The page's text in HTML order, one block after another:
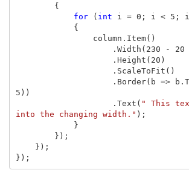
{
for
( int i = 0 ; i < 5 ; i
{
column . Item()
. Width ( 230 - 20
. Height ( 20 )
. ScaleToFit ()
. Border( b => b .
5 ))
. Text ( " This
into the changing width." );
}
});
});
});